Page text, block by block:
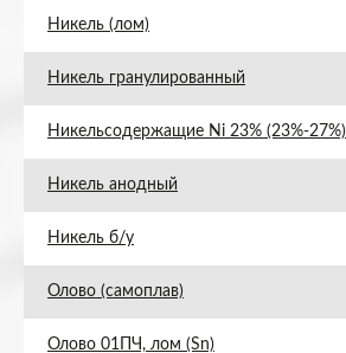
Никель (лом)
Никель гранулированный
Никельсодержащие Ni 23% (23%-27%)
Никель анодный
Никель б/у
Олово (самоплав)
Олово 01ПЧ, лом (Sn)